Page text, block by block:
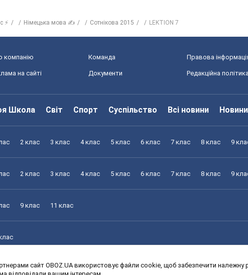
⚡ Німецька мова ✍ Сотнікова 2015 LEKTION 7
компанію Команда Правова
на сайті Документи Редакційна політика
Школа Світ Спорт Суспільство Всі новини
2 клас 3 клас 4 клас 5 клас 6 клас 7 клас 8 клас 9
2 клас 3 клас 4 клас 5 клас 6 клас 7 клас 8 клас 9
9 клас 11 клас
2 клас 3 клас 4 клас 5 клас 6 клас 7 клас 8 клас 9
сайт OBOZ.UA використовує файли cookie, щоб забезпечити належну